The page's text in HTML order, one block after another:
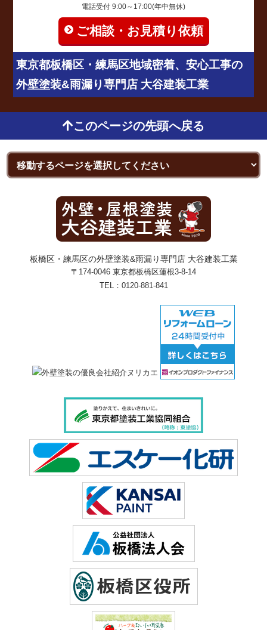
電話受付 9:00～17:00(年中無休)
ご相談・お見積り依頼
東京都板橋区・練馬区地域密着、安心工事の
外壁塗装&雨漏り専門店 大谷建装工業
このページの先頭へ戻る
板橋区・練馬区の外壁塗装&雨漏り専門店 大谷建装工業
〒174-0046 東京都板橋区蓮根3-8-14
TEL： 0120-881-841